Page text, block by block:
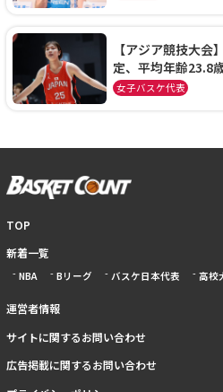
【アジア競技大
定、平均年齢23.8
本開催の大舞台で
女子バスケ代表
TOP
新着一覧
NBA Bリーグ バスケ日本代表 高校
運営者情報
サイトに関するお問い合わせ
広告掲載に関するお問い合わせ